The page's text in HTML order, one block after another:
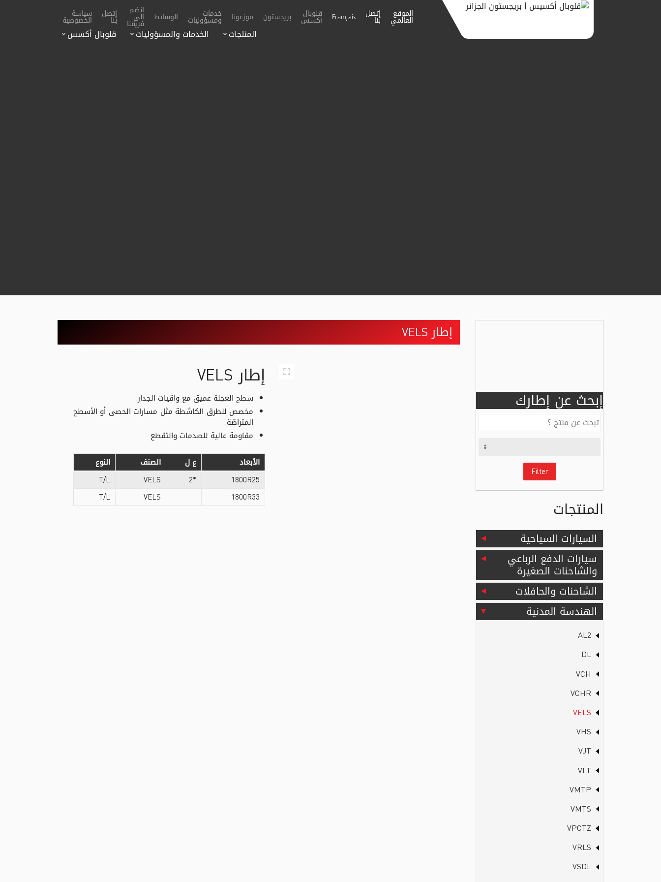
الموقع
العالمي
إتصل
بنا Français قلوبال
أكسس بريجستون موزعونا خدمات
ومسؤوليات الوسائط
إنضم
إلى
فريقنا
إتصل
بنا
سياسة
الخصوصية
المنتجات الخدمات والمسؤوليات قلوبال أكسس
إبحث عن إطارك
Filter
المنتجات
السيارات السياحية
سيارات الدفع الرباعي
والشاحنات الصغيرة
الشاحنات والحافلات
الهندسة المدنية
AL2
DL
VCH
VCHR
VELS
VHS
VJT
VLT
VMTP
VMTS
VPCTZ
VRLS
VSDL
إطار VELS
إطار VELS
سطح العجلة عميق مع واقيات الجدار.
مخصص للطرق الكاشطة مثل مسارات الحصى أو الأسطح
المتراصّة.
مقاومة عالية للصدمات والتقطع
الأبعاد
ع ل الصنف
النوع
1800R25
*2
VELS
T/L
1800R33
VELS
T/L